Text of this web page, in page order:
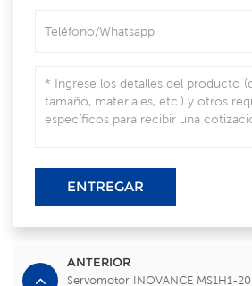
ENTREGAR
ANTERIOR
Servomotor INOVANCE MS1H1-